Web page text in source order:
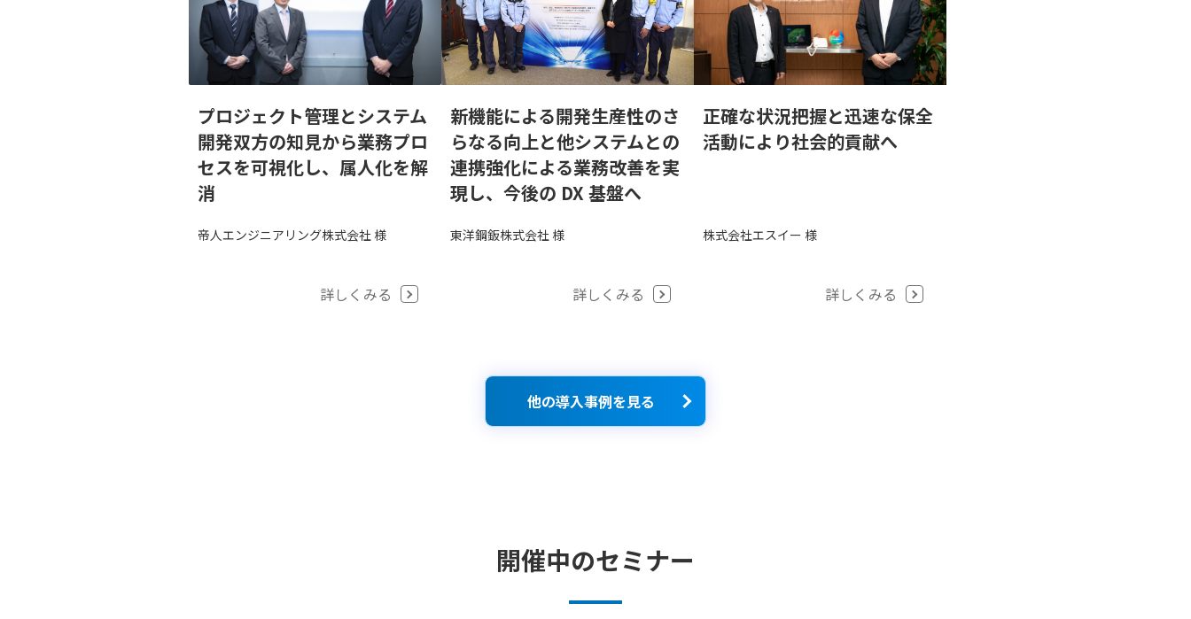
プロジェクト管理とシステム
開発双方の知見から業務プロ
セスを可視化し、属人化を解
消
帝人エンジニアリング株式会社 様
詳しくみる
新機能による開発生産性のさ
らなる向上と他システムとの
連携強化による業務改善を実
現し、今後の DX 基盤へ
東洋鋼鈑株式会社 様
詳しくみる
正確な状況把握と迅速な保全
活動により社会的貢献へ
株式会社エスイー 様
詳しくみる
他の導入事例を見る
開催中のセミナー